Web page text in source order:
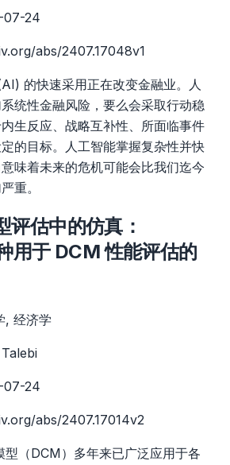
07-24
abs/2407.17048v1
的快速采用正在改变金融业。人
统性金融风险，要么会采取行动稳
生反应、战略互补性、所面临事件
的目标。人工智能掌握复杂性并快
味着未来的危机可能会比我们迄今
重。
评估中的仿真：
用于 DCM 性能评估的
, 经济学
07-24
abs/2407.17014v2
型（DCM）多年来已广泛应用于各